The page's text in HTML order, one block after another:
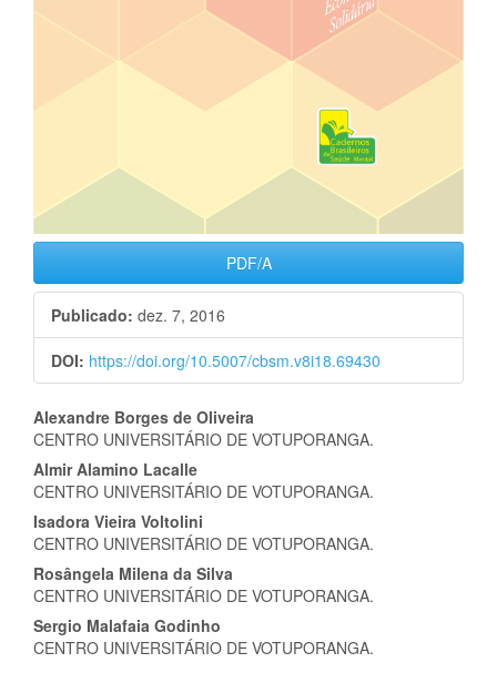
PDF/A
Publicado: dez. 7, 2016
DOI: https://doi.org/10.5007/cbsm.v8i18.69430
Conteúdo
do
artigo
principal
Alexandre Borges de Oliveira
CENTRO UNIVERSITÁRIO DE VOTUPORANGA.
Almir Alamino Lacalle
CENTRO UNIVERSITÁRIO DE VOTUPORANGA.
Isadora Vieira Voltolini
CENTRO UNIVERSITÁRIO DE VOTUPORANGA.
Rosângela Milena da Silva
CENTRO UNIVERSITÁRIO DE VOTUPORANGA.
Sergio Malafaia Godinho
CENTRO UNIVERSITÁRIO DE VOTUPORANGA.